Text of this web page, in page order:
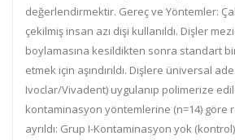
değerlendirmektir. Gereç ve Yöntemler:
çekilmiş insan azı dişi kullanıldı. Dişler
boylamasına kesildikten sonra standart
etmek için aşındırıldı. Dişlere üniversal
Ivoclar/Vivadent) uygulanıp polimerize
kontaminasyon yöntemlerine (n=14) göre
ayrıldı: Grup I-Kontaminasyon yok